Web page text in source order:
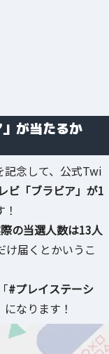
が当たるか
記念して、公式Twi
ビ「ブラビア」が1
の当選人数は13人
け届くとかいうこ
#プレイステーシ
になります！